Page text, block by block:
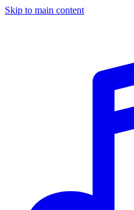
Skip to main content